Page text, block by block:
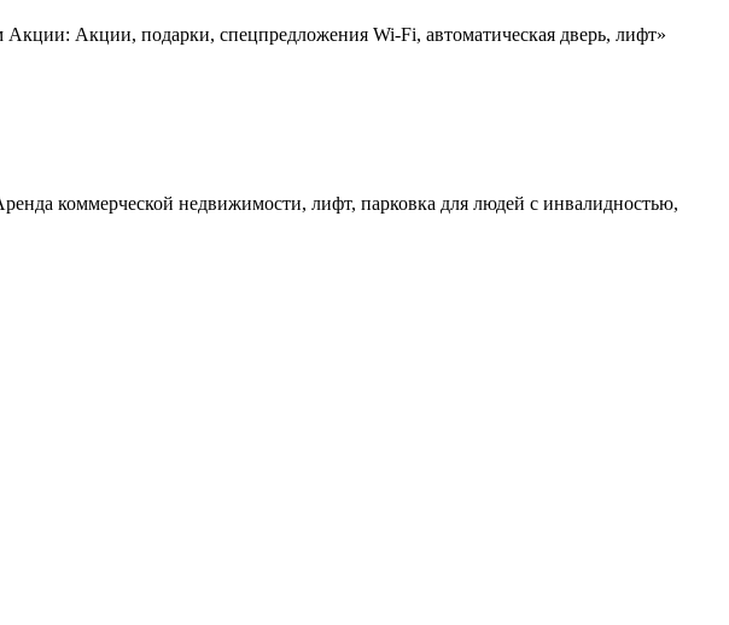
Акции, подарки, спецпредложения Wi-Fi, автоматическая дверь, лифт»
коммерческой недвижимости, лифт, парковка для людей с инвалидностью,